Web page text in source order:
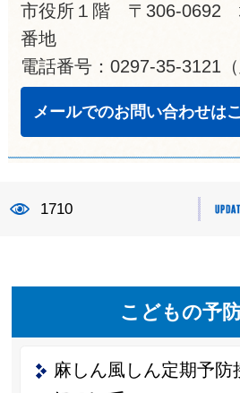
市役所１階 〒306-0692
番地
電話番号：0297-35-3121（
メールでのお問い合わせは
1710
こどもの予
麻しん風しん定期予防